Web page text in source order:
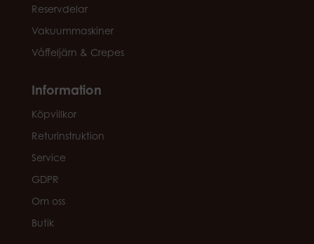
Reservdelar
Vakuummaskiner
Våffeljärn & Crepes
Information
Köpvillkor
Returinstruktion
Service
GDPR
Om oss
Butik